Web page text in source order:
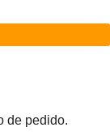
de pedido.